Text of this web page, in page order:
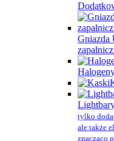
Gniazda
tylko
ale także
znacząco